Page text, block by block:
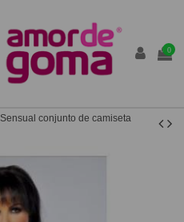
0
Sensual conjunto de camiseta